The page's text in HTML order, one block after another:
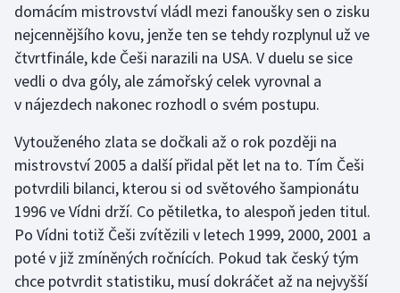
Golf
Gymnastika
Házená
Jezdectví
Judo
Krasobruslení
Lezení
domácím mistrovství vládl mezi fanoušky sen o zisku
nejcennějšího kovu, jenže ten se tehdy rozplynul už ve
čtvrtfinále, kde Češi narazili na USA. V duelu se sice
vedli o dva góly, ale zámořský celek vyrovnal a
v nájezdech nakonec rozhodl o svém postupu.
Vytouženého zlata se dočkali až o rok později na
mistrovství 2005 a další přidal pět let na to. Tím Češi
potvrdili bilanci, kterou si od světového šampionátu
1996 ve Vídni drží. Co pětiletka, to alespoň jeden titul.
Po Vídni totiž Češi zvítězili v letech 1999, 2000, 2001 a
poté v již zmíněných ročnících. Pokud tak český tým
chce potvrdit statistiku, musí dokráčet až na nejvyšší